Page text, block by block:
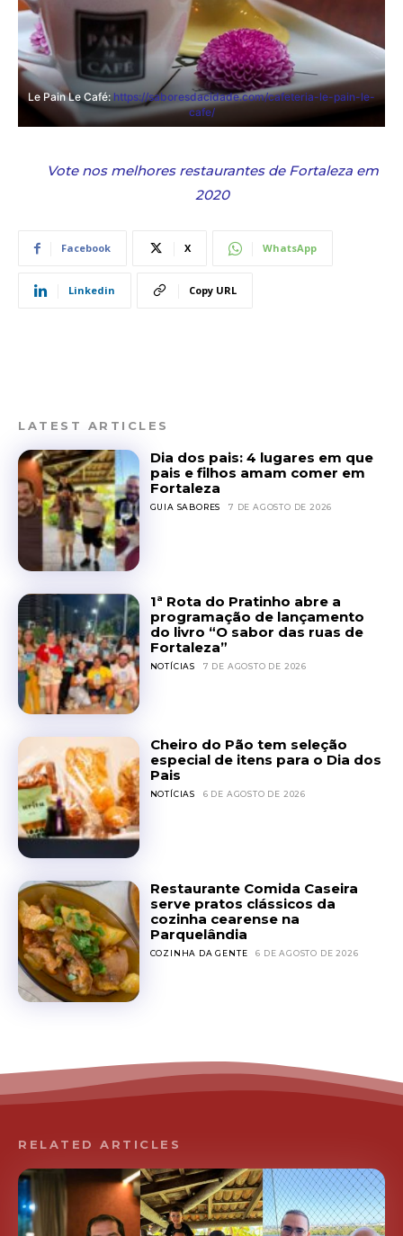
Le Pain Le Café: https://saboresdacidade.com/cafeteria-le-pain-le-
cafe/
Vote nos melhores restaurantes de Fortaleza em
2020
Facebook X WhatsApp
Linkedin Copy URL
LATEST ARTICLES
Dia dos pais: 4 lugares em que
pais e filhos amam comer em
Fortaleza
GUIA SABORES 7 DE AGOSTO DE 2026
1ª Rota do Pratinho abre a
programação de lançamento
do livro “O sabor das ruas de
Fortaleza”
NOTÍCIAS 7 DE AGOSTO DE 2026
Cheiro do Pão tem seleção
especial de itens para o Dia dos
Pais
NOTÍCIAS 6 DE AGOSTO DE 2026
Restaurante Comida Caseira
serve pratos clássicos da
cozinha cearense na
Parquelândia
COZINHA DA GENTE 6 DE AGOSTO DE 2026
RELATED ARTICLES